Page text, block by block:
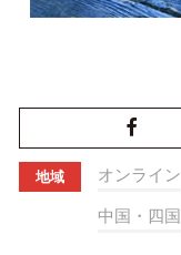
地域 オンライン
中国・四国